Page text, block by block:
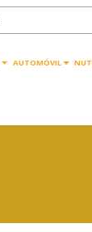
AUTOMÓVIL